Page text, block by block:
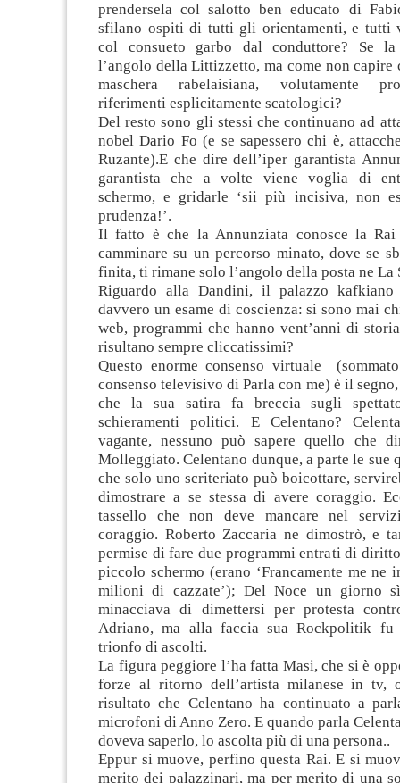
prendersela col salotto ben educato di
sfilano ospiti di tutti gli orientamenti, e tutti
col consueto garbo dal conduttore? Se
l’angolo della Littizzetto, ma come non capire
maschera rabelaisiana, volutamente
riferimenti esplicitamente scatologici?
Del resto sono gli stessi che continuano ad
nobel Dario Fo (e se sapessero chi è,
Ruzante).E che dire dell’iper garantista
garantista che a volte viene voglia di
schermo, e gridarle ‘sii più incisiva, non
prudenza!’.
Il fatto è che la Annunziata conosce la
camminare su un percorso minato, dove se
finita, ti rimane solo l’angolo della posta ne La
Riguardo alla Dandini, il palazzo kafkiano
davvero un esame di coscienza: si sono mai
web, programmi che hanno vent’anni di
risultano sempre cliccatissimi?
Questo enorme consenso virtuale
consenso televisivo di Parla con me) è il
che la sua satira fa breccia sugli
schieramenti politici. E Celentano?
vagante, nessuno può sapere quello che
Molleggiato. Celentano dunque, a parte le sue
che solo uno scriteriato può boicottare,
dimostrare a se stessa di avere coraggio.
tassello che non deve mancare nel
coraggio. Roberto Zaccaria ne dimostrò, e
permise di fare due programmi entrati di
piccolo schermo (erano ‘Francamente me ne
milioni di cazzate’); Del Noce un giorno
minacciava di dimettersi per protesta
Adriano, ma alla faccia sua Rockpolitik fu
trionfo di ascolti.
La figura peggiore l’ha fatta Masi, che si è
forze al ritorno dell’artista milanese in tv,
risultato che Celentano ha continuato a
microfoni di Anno Zero. E quando parla
doveva saperlo, lo ascolta più di una persona..
Eppur si muove, perfino questa Rai. E si
merito dei palazzinari, ma per merito di una